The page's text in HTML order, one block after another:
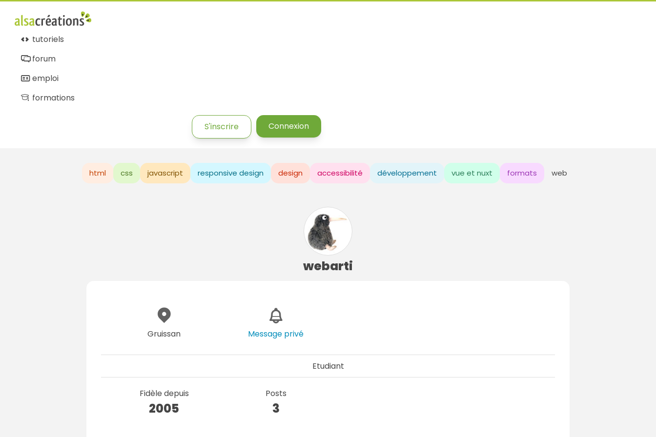
tutoriels
forum
emploi
formations
S'inscrire Connexion
html css javascript responsive design design accessibilité développement vue et nuxt formats web
webarti
Gruissan Message privé
Etudiant
Fidèle depuis
2005
Posts
3